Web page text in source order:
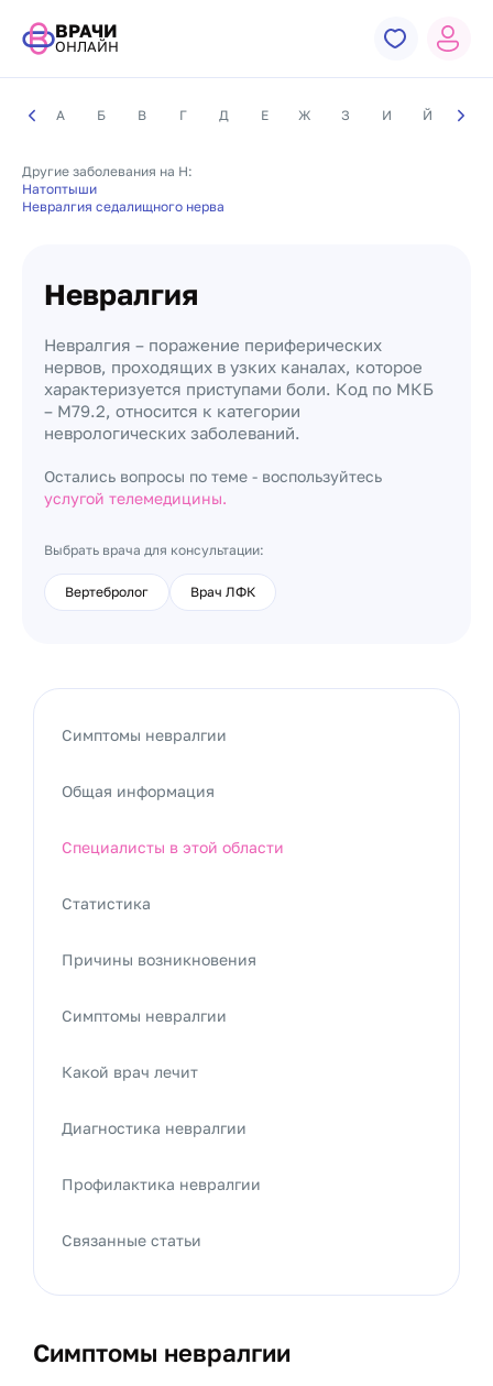
ВРАЧИ
ОНЛАЙН
А Б В Г Д Е Ж З И Й К
Другие заболевания на Н:
Натоптыши
Невралгия седалищного нерва
Невралгия
Невралгия – поражение периферических
нервов, проходящих в узких каналах, которое
характеризуется приступами боли. Код по МКБ
– М79.2, относится к категории
неврологических заболеваний.
Остались вопросы по теме - воспользуйтесь
услугой телемедицины.
Выбрать врача для консультации:
Вертебролог Врач ЛФК
Симптомы невралгии
Симптомы невралгии
Общая информация
Специалисты в этой области
Статистика
Причины возникновения
Симптомы невралгии
Какой врач лечит
Диагностика невралгии
Профилактика невралгии
Связанные статьи